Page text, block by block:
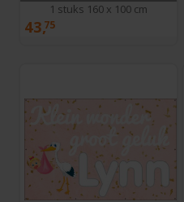
1 stuks 160 x 100 cm
43,75